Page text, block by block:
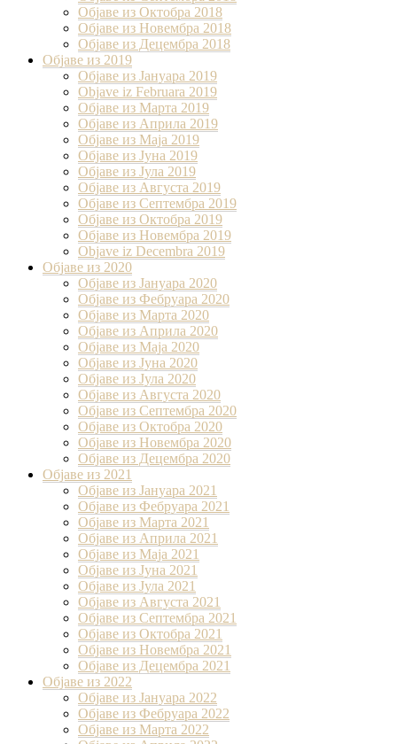
Објаве из Октобра 2018
Објаве из Новембра 2018
Објаве из Децембра 2018
Објаве из 2019
Објаве из Јануара 2019
Objave iz Februara 2019
Објаве из Марта 2019
Објаве из Априла 2019
Објаве из Маја 2019
Објаве из Јуна 2019
Објаве из Јула 2019
Објаве из Августа 2019
Објаве из Септембра 2019
Објаве из Октобра 2019
Објаве из Новембра 2019
Objave iz Decembra 2019
Објаве из 2020
Објаве из Јануара 2020
Објаве из Фебруара 2020
Објаве из Марта 2020
Објаве из Априла 2020
Објаве из Маја 2020
Објаве из Јуна 2020
Објаве из Јула 2020
Објаве из Августа 2020
Објаве из Септембра 2020
Објаве из Октобра 2020
Објаве из Новембра 2020
Објаве из Децембра 2020
Објаве из 2021
Објаве из Јануара 2021
Објаве из Фебруара 2021
Објаве из Марта 2021
Објаве из Априла 2021
Објаве из Маја 2021
Објаве из Јуна 2021
Објаве из Јула 2021
Објаве из Августа 2021
Објаве из Септембра 2021
Објаве из Октобра 2021
Објаве из Новембра 2021
Објаве из Децембра 2021
Објаве из 2022
Објаве из Јануара 2022
Објаве из Фебруара 2022
Објаве из Марта 2022